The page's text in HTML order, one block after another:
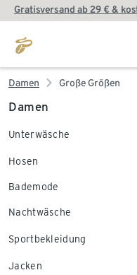
Gratisversand ab 29 € &
Damen Große Größen
Damen
Unterwäsche
Hosen
Bademode
Nachtwäsche
Sportbekleidung
Jacken